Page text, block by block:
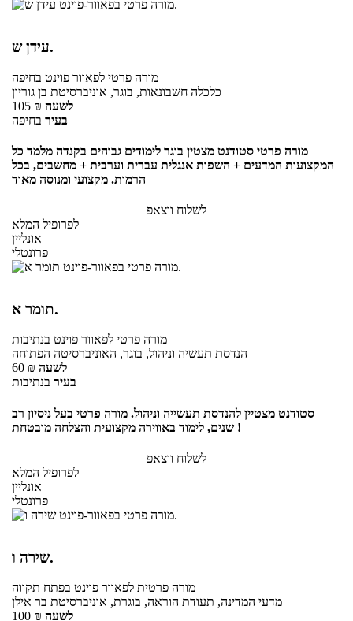
עידן ש.
מורה פרטי לפאוור פוינט בחיפה
כלכלה חשבונאות, בוגר, אוניברסיטת בן גוריון
105 ₪ לשעה
בעיר בחיפה
מורה פרטי סטודנט מצטין בוגר לימודים גבוהים בקנדה מלמד כל
המקצועות המדעים + השפות אנגלית עברית וערבית + מחשבים, בכל
הרמות. מקצועי ומנוסה מאוד
לשלוח ווצאפ
לפרופיל המלא
אונליין
פרונטלי
תומר א.
מורה פרטי לפאוור פוינט בנתיבות
הנדסת תעשיה וניהול, בוגר, האוניברסיטה הפתוחה
60 ₪ לשעה
בעיר בנתיבות
סטודנט מצטיין להנדסת תעשייה וניהול. מורה פרטי בעל ניסיון רב
שנים, לימוד באווירה מקצועית והצלחה מובטחת !
לשלוח ווצאפ
לפרופיל המלא
אונליין
פרונטלי
שירה ו.
מורה פרטית לפאוור פוינט בפתח תקווה
מדעי המדינה, תעודת הוראה, בוגרת, אוניברסיטת בר אילן
100 ₪ לשעה